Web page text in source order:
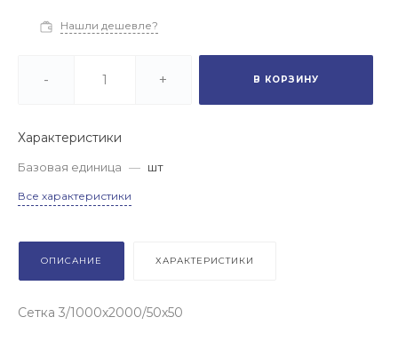
Нашли дешевле?
- + В КОРЗИНУ
Характеристики
Базовая единица — шт
Все характеристики
ОПИСАНИЕ ХАРАКТЕРИСТИКИ
Сетка 3/1000х2000/50х50